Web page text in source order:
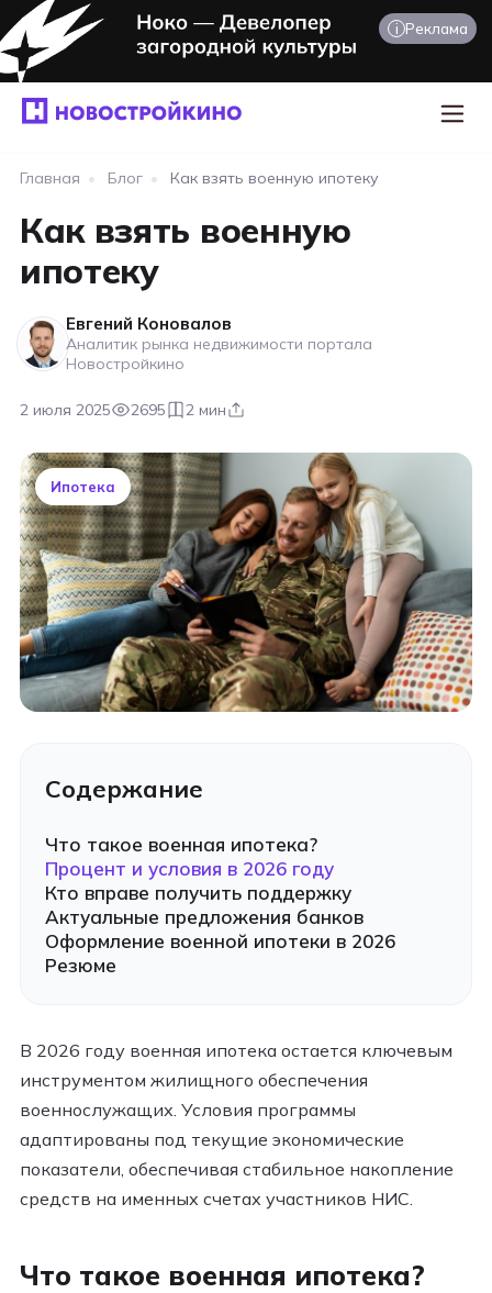
i Реклама
Главная • Блог • Как взять военную ипотеку
Как взять военную
ипотеку
Евгений Коновалов
Аналитик рынка недвижимости портала
Новостройкино
2 июля 2025 2695 2 мин
Ипотека
Содержание
Что такое военная ипотека?
Процент и условия в 2026 году
Кто вправе получить поддержку
Актуальные предложения банков
Оформление военной ипотеки в 2026
Резюме
В 2026 году военная ипотека остается ключевым
инструментом жилищного обеспечения
военнослужащих. Условия программы
адаптированы под текущие экономические
показатели, обеспечивая стабильное накопление
средств на именных счетах участников НИС.
Что такое военная ипотека?